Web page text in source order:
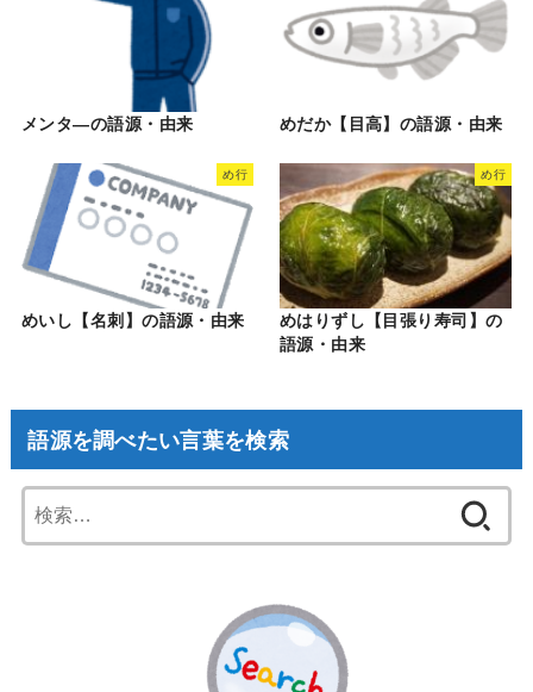
メンタ―の語源・由来 めだか【目高】の語源・由来
め行
めいし【名刺】の語源・由来
め行
めはりずし【目張り寿司】の
語源・由来
語源を調べたい言葉を検索
索: